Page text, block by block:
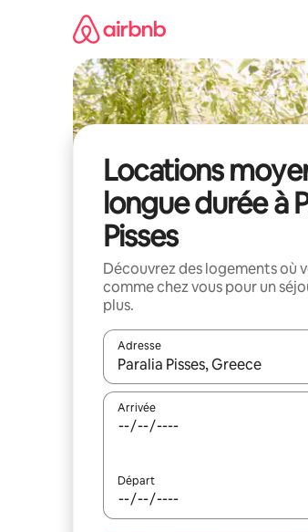
Locations
longue durée à
Pisses
Découvrez des logements où
comme chez vous pour un
plus.
Adresse
Lorsque les résultats
Arrivée
Départ